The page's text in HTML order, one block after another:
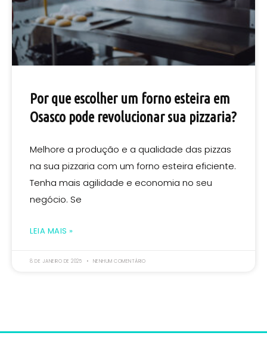
Por que escolher um forno esteira em
Osasco pode revolucionar sua pizzaria?
Melhore a produção e a qualidade das pizzas
na sua pizzaria com um forno esteira eficiente.
Tenha mais agilidade e economia no seu
negócio. Se
LEIA MAIS »
8 DE JANEIRO DE 2025 NENHUM COMENTÁRIO